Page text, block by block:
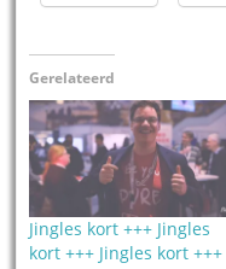
Gerelateerd
Jingles kort +++ Jingles
kort +++ Jingles kort +++